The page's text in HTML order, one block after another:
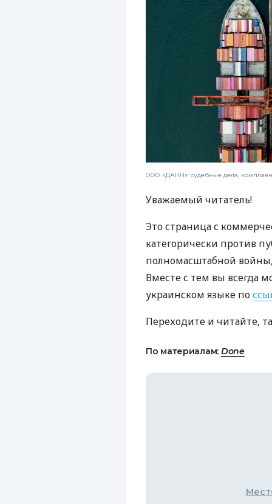
ООО «ДАНН»: судебные дела,
Уважаемый читатель!
Это страница с
категорически против
полномасштабной
Вместе с тем вы всегда
украинском языке по
Переходите и читайте,
По материалам: Done